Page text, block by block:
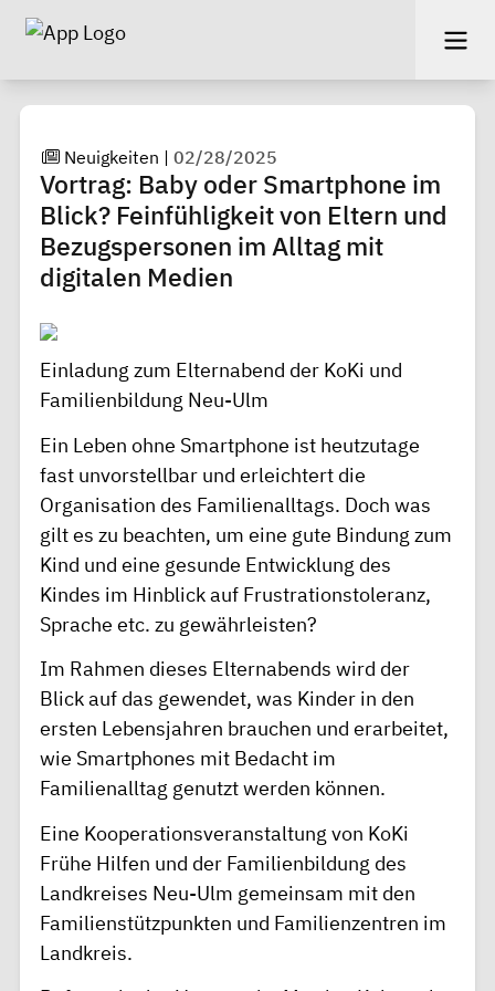
Neuigkeiten |02/28/2025
Vortrag: Baby oder Smartphone im
Blick? Feinfühligkeit von Eltern und
Bezugspersonen im Alltag mit
digitalen Medien
Einladung zum Elternabend der KoKi und
Familienbildung Neu-Ulm
Ein Leben ohne Smartphone ist heutzutage
fast unvorstellbar und erleichtert die
Organisation des Familienalltags. Doch was
gilt es zu beachten, um eine gute Bindung zum
Kind und eine gesunde Entwicklung des
Kindes im Hinblick auf Frustrationstoleranz,
Sprache etc. zu gewährleisten?
Im Rahmen dieses Elternabends wird der
Blick auf das gewendet, was Kinder in den
ersten Lebensjahren brauchen und erarbeitet,
wie Smartphones mit Bedacht im
Familienalltag genutzt werden können.
Eine Kooperationsveranstaltung von KoKi
Frühe Hilfen und der Familienbildung des
Landkreises Neu-Ulm gemeinsam mit den
Familienstützpunkten und Familienzentren im
Landkreis.